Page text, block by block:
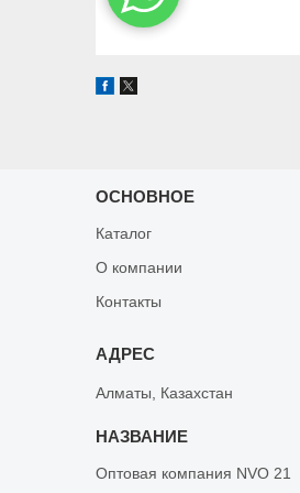
ОСНОВНОЕ
Каталог
О компании
Контакты
Алматы, Казахстан
Оптовая компания NVO 21